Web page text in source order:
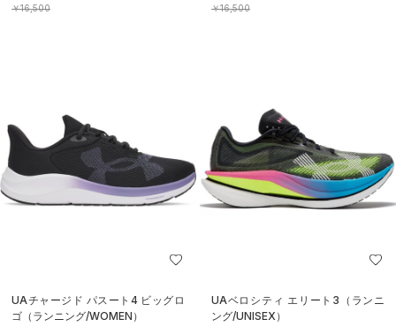
￥16,500
￥16,500
UAチャージド パスート4 ビッグロ
ゴ（ランニング/WOMEN）
UAベロシティ エリート3（ランニ
ング/UNISEX）